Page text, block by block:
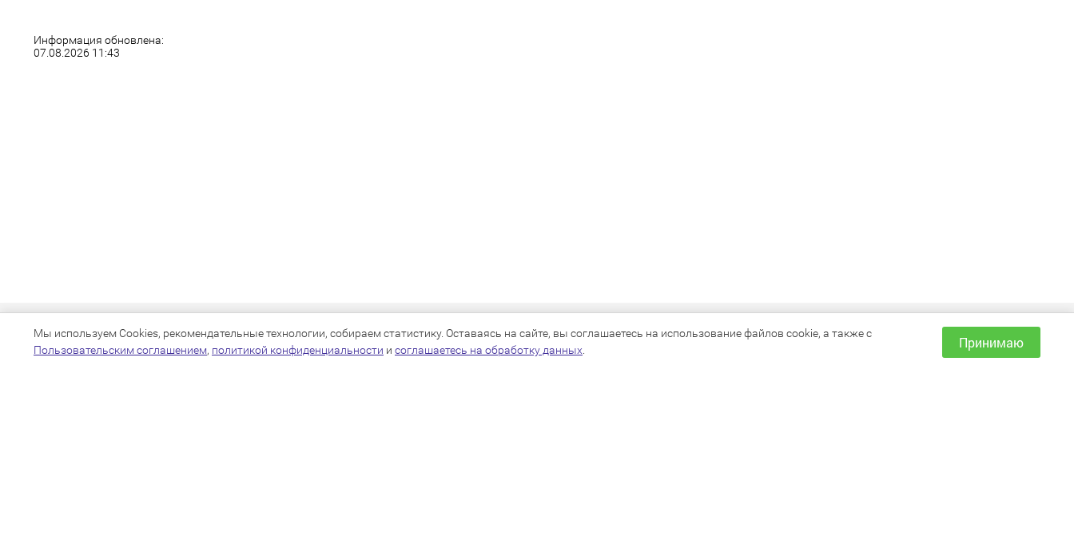
Информация обновлена:
07.08.2026 11:43
КАТАЛОГ
Для собак
ИНФОРМАЦИЯ
Как сделать заказ?
Мы используем Cookies, рекомендательные технологии, собираем статистику. Оставаясь на сайте, вы соглашаетесь на использование файлов cookie, а также с
Пользовательским соглашением, политикой конфиденциальности и соглашаетесь на обработку данных Принимаю